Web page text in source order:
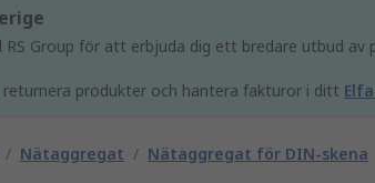
Group för att erbjuda dig ett bredare utbud
produkter och hantera fakturor i ditt
/ Nätaggregat / Nätaggregat för DIN-skena